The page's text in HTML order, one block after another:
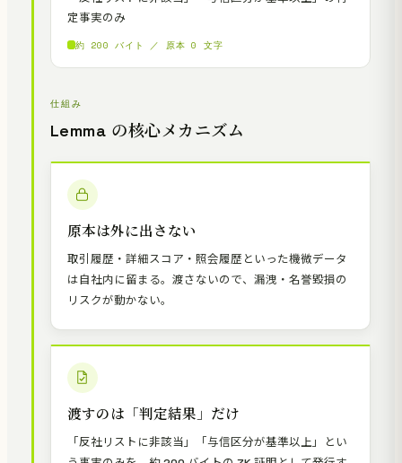
定事実のみ
約 200 バイト ／ 原本 0 文字
仕組み
Lemma の核心メカニズム
原本は外に出さない
取引履歴・詳細スコア・照会履歴といった機微データ
は自社内に留まる。渡さないので、漏洩・名誉毀損の
リスクが動かない。
渡すのは「判定結果」だけ
「反社リストに非該当」「与信区分が基準以上」とい